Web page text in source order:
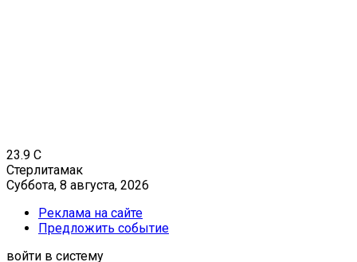
23.9 C
Стерлитамак
Суббота, 8 августа, 2026
Реклама на сайте
Предложить событие
войти в систему